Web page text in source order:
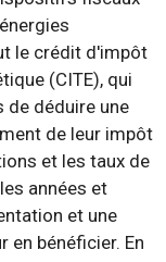
le crédit d'impôt
(CITE), qui
de déduire une
de leur impôt
et les taux de
années et
et une
en bénéficier. En